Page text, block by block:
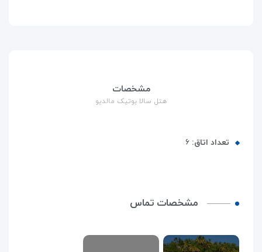
مشخصات
هتل سالا بوتیک مالدیو
تعداد اتاق: ۶
مشخصات تماس